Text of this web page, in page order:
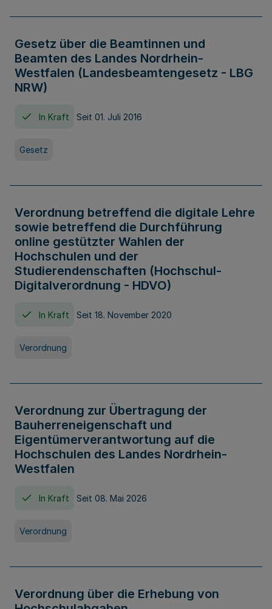
Gesetz über die Beamtinnen und
Beamten des Landes Nordrhein-
Westfalen (Landesbeamtengesetz - LBG
NRW)
In Kraft Seit 01. Juli 2016
Gesetz
Verordnung betreffend die digitale Lehre
sowie betreffend die Durchführung
online gestützter Wahlen der
Hochschulen und der
Studierendenschaften (Hochschul-
Digitalverordnung - HDVO)
In Kraft Seit 18. November 2020
Verordnung
Verordnung zur Übertragung der
Bauherreneigenschaft und
Eigentümerverantwortung auf die
Hochschulen des Landes Nordrhein-
Westfalen
In Kraft Seit 08. Mai 2026
Verordnung
Verordnung über die Erhebung von